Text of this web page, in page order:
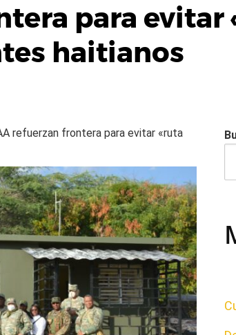
para evitar
haitianos
refuerzan frontera para evitar «ruta